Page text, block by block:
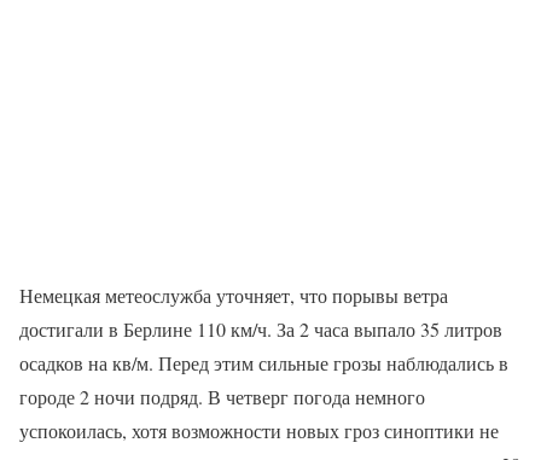
Немецкая метеослужба уточняет, что порывы ветра
достигали в Берлине 110 км/ч. За 2 часа выпало 35 литров
осадков на кв/м. Перед этим сильные грозы наблюдались в
городе 2 ночи подряд. В четверг погода немного
успокоилась, хотя возможности новых гроз синоптики не